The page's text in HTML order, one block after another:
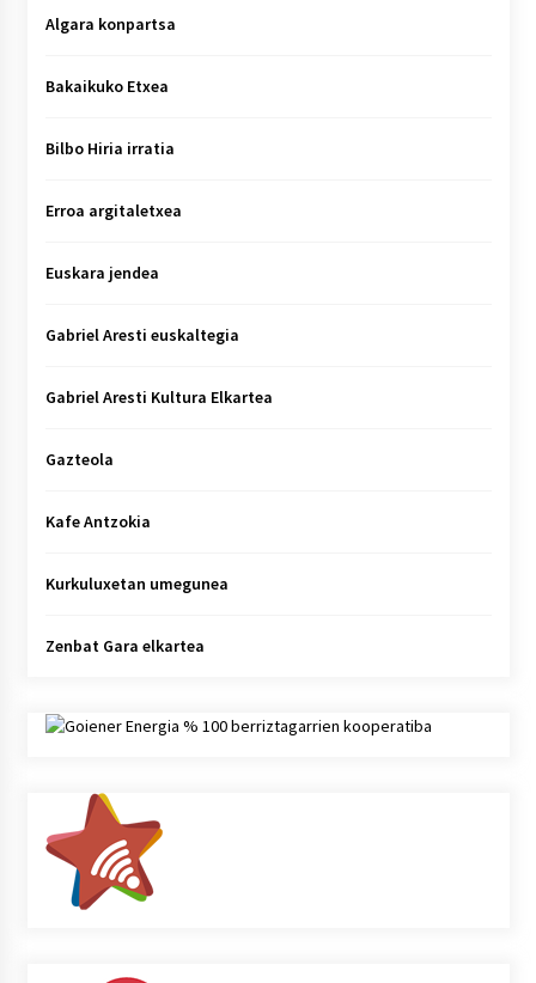
Algara konpartsa
Bakaikuko Etxea
Bilbo Hiria irratia
Erroa argitaletxea
Euskara jendea
Gabriel Aresti euskaltegia
Gabriel Aresti Kultura Elkartea
Gazteola
Kafe Antzokia
Kurkuluxetan umegunea
Zenbat Gara elkartea